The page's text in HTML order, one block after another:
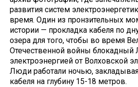
развития систем
время. Один из пронзительных
истории — прокладка кабеля по
озера для того, чтобы во время
Отечественной войны блокадный
электроэнергией от Волховской
Люди работали ночью,
кабеля на глубину 15-18 метров.